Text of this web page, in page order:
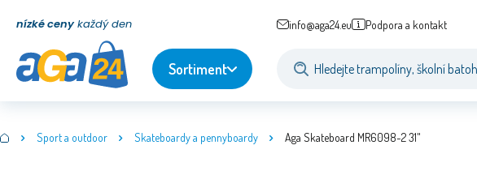
nízké ceny každý den info@aga24.eu Podpora a kontakt
Sortiment
Sport a outdoor Skateboardy a pennyboardy Aga Skateboard MR6098-2 31"